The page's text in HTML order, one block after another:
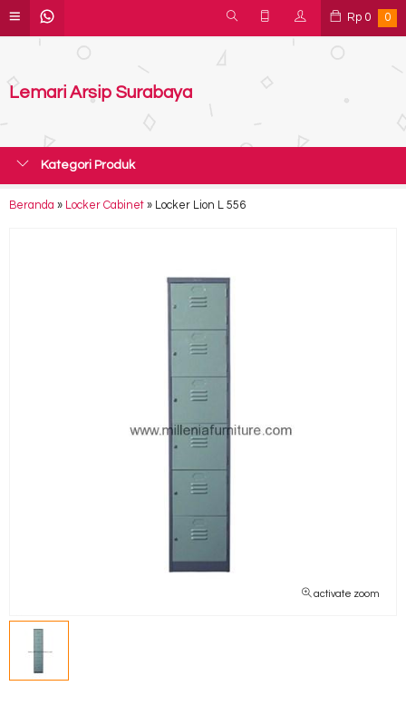
Rp 0 0
Lemari Arsip Surabaya
Kategori Produk
Beranda » Locker Cabinet » Locker Lion L 556
activate zoom